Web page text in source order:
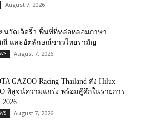
August 7, 2026
ยนวัดเจ็ดริ้ว พื้นที่ที่หล่อหลอมภาษา
ณี และอัตลักษณ์ชาวไทยรามัญ
August 7, 2026
GAZOO Racing Thailand ส่ง Hilux
พิสูจน์ความแกร่ง พร้อมสู้ศึกในรายการ
2026
August 7, 2026